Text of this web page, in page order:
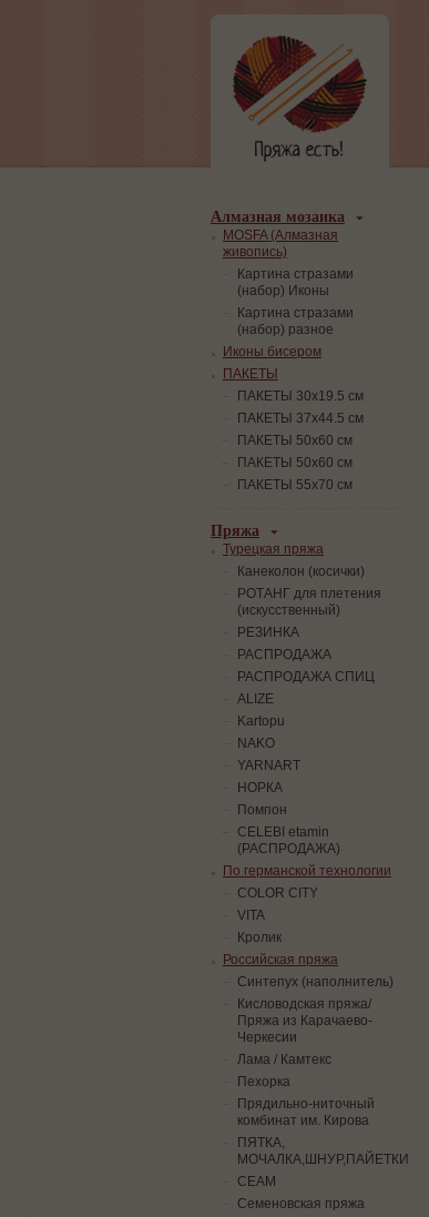
Алмазная мозаика
MOSFA (Алмазная
живопись)
Картина стразами
(набор) Иконы
Картина стразами
(набор) разное
Иконы бисером
ПАКЕТЫ
ПАКЕТЫ 30х19.5 см
ПАКЕТЫ 37х44.5 см
ПАКЕТЫ 50х60 см
ПАКЕТЫ 50х60 см
ПАКЕТЫ 55х70 см
Пряжа
Турецкая пряжа
Канеколон (косички)
РОТАНГ для плетения
(искусственный)
PЕЗИНКА
РАСПРОДАЖА
РАСПРОДАЖА СПИЦ
ALIZE
Kartopu
NAKO
YARNART
НОРКА
Помпон
СELEBI etamin
(РАСПРОДАЖА)
По германской технологии
COLOR CITY
VITA
Кролик
Российская пряжа
Синтепух (наполнитель)
Кисловодская пряжа/
Пряжа из Карачаево-
Черкесии
Лама / Камтекс
Пехорка
Прядильно-ниточный
комбинат им. Кирова
ПЯТКА,
МОЧАЛКА,ШНУР,ПАЙЕТКИ
СЕАМ
Семеновская пряжа